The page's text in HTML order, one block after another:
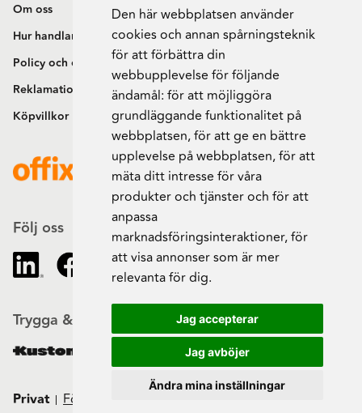
Den här webbplatsen använder
cookies och annan spårningsteknik
för att förbättra din
webbupplevelse för följande
ändamål: för att möjliggöra
grundläggande funktionalitet på
webbplatsen,för att ge en bättre
upplevelse på webbplatsen,för att
mäta ditt intresse för våra
produkter och tjänster och för att
anpassa
marknadsföringsinteraktioner,för
att visa annonser som är mer
relevanta för dig.
Jag accepterar
Jag avböjer
Ändra mina inställningar
Om oss
Hur handlar jag?
Policy och cookies
Reklamation och retur
Köpvillkor
Följ oss
Trygga & säkra beställningar
Privat Företag